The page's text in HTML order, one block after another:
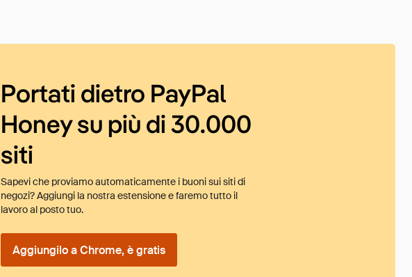
Portati dietro PayPal
Honey su più di 30.000
siti
Sapevi che proviamo automaticamente i buoni sui siti di
negozi? Aggiungi la nostra estensione e faremo tutto il
lavoro al posto tuo.
Aggiungilo a Chrome, è gratis